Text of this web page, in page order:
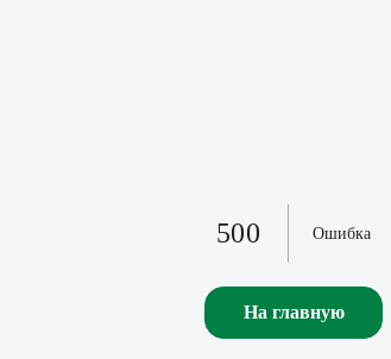
500 Ошибка
На главную